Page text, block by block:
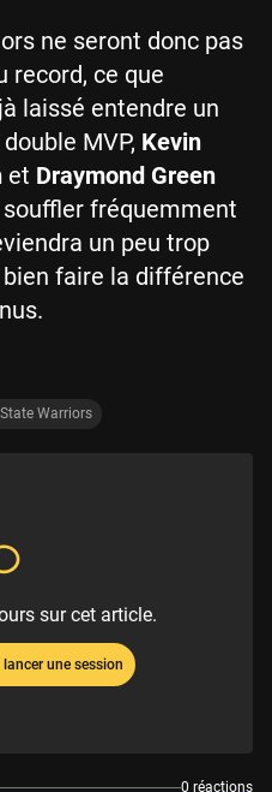
ne seront donc pas
record, ce que
laissé entendre un
MVP, Kevin
et Draymond Green
fréquemment
un peu trop
faire la différence
Warriors
sur cet article.
une session
0 réactions